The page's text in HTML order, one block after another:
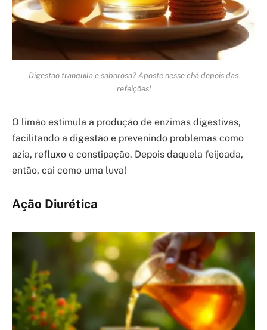
Digestão tranquila e saborosa? Aposte nesse chá depois das
refeições!
O limão estimula a produção de enzimas digestivas,
facilitando a digestão e prevenindo problemas como
azia, refluxo e constipação. Depois daquela feijoada,
então, cai como uma luva!
Ação Diurética